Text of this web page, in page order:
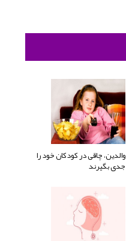
والدین، چاقی در کودکان خود را
جدی بگیرند